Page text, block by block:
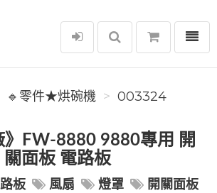
選單
🔹零件★烘碗機 003324
》FW-8880 9880專用 開
關面板 電路板
板 風扇 燈罩
開關面板